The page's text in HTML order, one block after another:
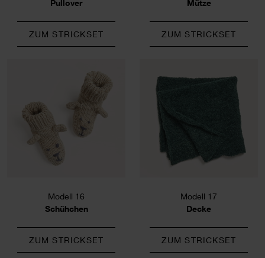
Pullover
ZUM STRICKSET
Mütze
ZUM STRICKSET
Modell 16
Schühchen
ZUM STRICKSET
Modell 17
Decke
ZUM STRICKSET